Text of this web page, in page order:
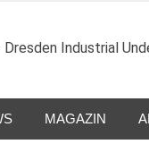
Industrial
MAGAZIN